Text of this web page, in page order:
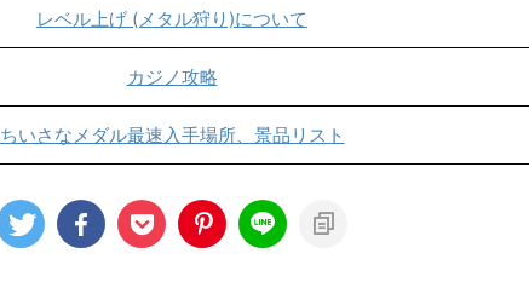
レベル上げ (メタル狩り)について
カジノ攻略
ちいさなメダル最速入手場所、景品リスト